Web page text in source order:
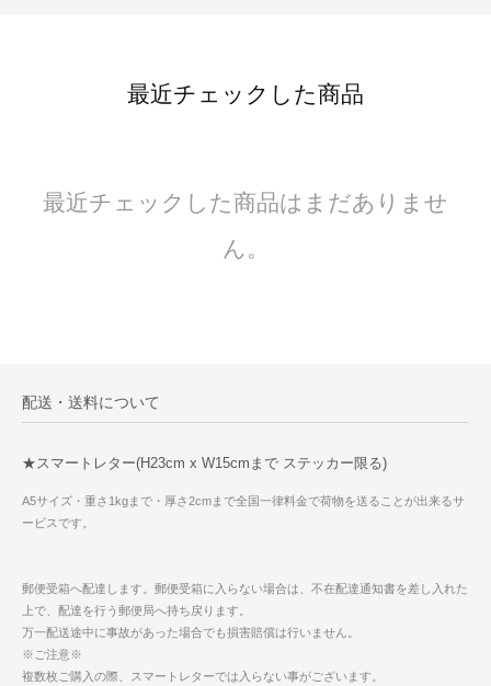
最近チェックした商品
最近チェックした商品はまだありませ
ん。
配送・送料について
★スマートレター(H23cm x W15cmまで ステッカー限る)
A5サイズ・重さ1kgまで・厚さ2cmまで全国一律料金で荷物を送ることが出来るサ
ービスです。
郵便受箱へ配達します。郵便受箱に入らない場合は、不在配達通知書を差し入れた
上で、配達を行う郵便局へ持ち戻ります。
万一配送途中に事故があった場合でも損害賠償は行いません。
※ご注意※
複数枚ご購入の際、スマートレターでは入らない事がございます。